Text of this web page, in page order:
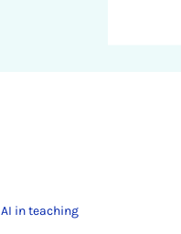
AI in teaching